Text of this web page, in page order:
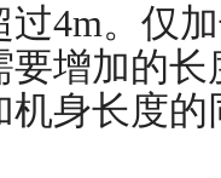
4m。仅
要增加的
机身长度